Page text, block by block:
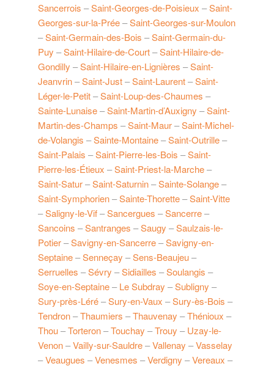
Sancerrois –Saint-Georges-de-Poisieux –Saint-
Georges-sur-la-Prée–Saint-Georges-sur-Moulon
–Saint-Germain-des-Bois –Saint-Germain-du-
Puy –Saint-Hilaire-de-Court–Saint-Hilaire-de-
Gondilly –Saint-Hilaire-en-Lignières –Saint-
Jeanvrin–Saint-Just–Saint-Laurent–Saint-
Léger-le-Petit–Saint-Loup-des-Chaumes –
Sainte-Lunaise–Saint-Martin-d’Auxigny –Saint-
Martin-des-Champs –Saint-Maur–Saint-Michel-
de-Volangis –Sainte-Montaine–Saint-Outrille–
Saint-Palais –Saint-Pierre-les-Bois –Saint-
Pierre-les-Étieux –Saint-Priest-la-Marche–
Saint-Satur–Saint-Saturnin–Sainte-Solange–
Saint-Symphorien–Sainte-Thorette–Saint-Vitte
–Saligny-le-Vif–Sancergues –Sancerre–
Sancoins –Santranges –Saugy –Saulzais-le-
Potier–Savigny-en-Sancerre–Savigny-en-
Septaine–Senneçay –Sens-Beaujeu–
Serruelles –Sévry –Sidiailles –Soulangis –
Soye-en-Septaine–Le Subdray –Subligny –
Sury-près-Léré–Sury-en-Vaux –Sury-ès-Bois –
Tendron–Thaumiers –Thauvenay –Thénioux –
Thou–Torteron–Touchay –Trouy –Uzay-le-
Venon–Vailly-sur-Sauldre–Vallenay –Vasselay
–Veaugues –Venesmes –Verdigny –Vereaux –